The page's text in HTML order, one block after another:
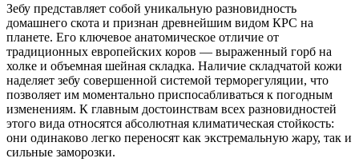
Зебу представляет собой уникальную разновидность
домашнего скота и признан древнейшим видом КРС на
планете. Его ключевое анатомическое отличие от
традиционных европейских коров — выраженный горб на
холке и объемная шейная складка. Наличие складчатой кожи
наделяет зебу совершенной системой терморегуляции, что
позволяет им моментально приспосабливаться к погодным
изменениям. К главным достоинствам всех разновидностей
этого вида относятся абсолютная климатическая стойкость:
они одинаково легко переносят как экстремальную жару, так и
сильные заморозки.